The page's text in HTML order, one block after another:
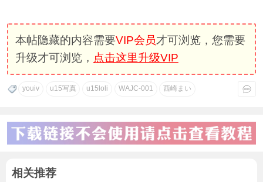
本帖隐藏的内容需要VIP会员才可浏览，您需要
升级才可浏览， 点击这里升级VIP
youiv u15写真 u15loli WAJC-001 西崎まい
相关推荐